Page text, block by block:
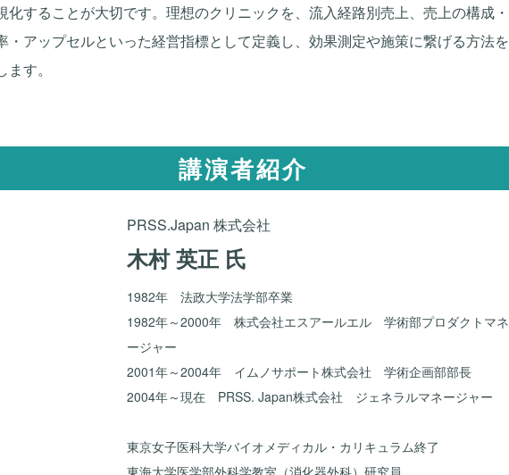
化することが大切です。理想のクリニックを、流入経路別売上、売上の構成・
・アップセルといった経営指標として定義し、効果測定や施策に繋げる方法を
す。
講演者紹介
PRSS.Japan 株式会社
木村 英正 氏
1982年 法政大学法学部卒業
1982年～2000年 株式会社エスアールエル 学術部プロダクトマネ
ージャー
2001年～2004年 イムノサポート株式会社 学術企画部部長
2004年～現在 PRSS. Japan株式会社 ジェネラルマネージャー
東京女子医科大学バイオメディカル・カリキュラム終了
東海大学医学部外科学教室（消化器外科）研究員